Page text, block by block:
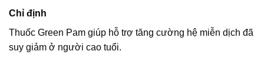
Chỉ định
Thuốc Green Pam giúp hỗ trợ tăng cường hệ miễn dịch đã
suy giảm ở người cao tuổi.